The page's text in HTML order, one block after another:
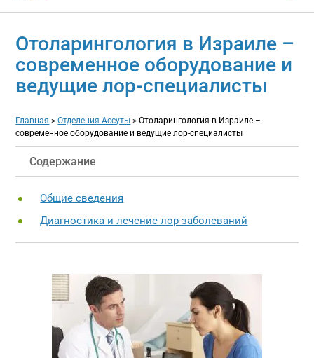
Отоларингология в Израиле –
современное оборудование и
ведущие лор-специалисты
Главная >Отделения Ассуты >Отоларингология в Израиле –
современное оборудование и ведущие лор-специалисты
Содержание
Общие сведения
Диагностика и лечение лор-заболеваний